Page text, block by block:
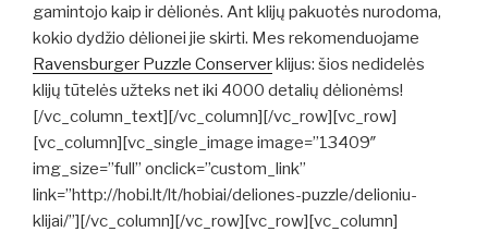
gamintojo kaip ir dėlionės. Ant klijų pakuotės nurodoma,
kokio dydžio dėlionei jie skirti. Mes rekomenduojame
Ravensburger Puzzle Conserverklijus: šios nedidelės
klijų tūtelės užteks net iki 4000 detalių dėlionėms!
[/vc_column_text][/vc_column][/vc_row][vc_row]
[vc_column][vc_single_image image=”13409″
img_size=”full” onclick=”custom_link”
link=”http://hobi.lt/lt/hobiai/deliones-puzzle/delioniu-
klijai/”][/vc_column][/vc_row][vc_row][vc_column]